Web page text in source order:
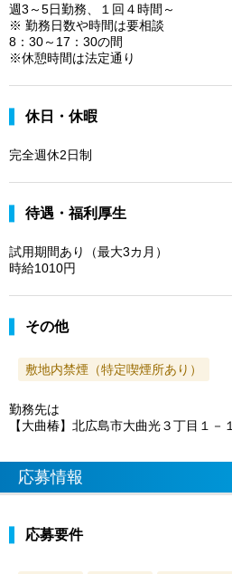
週3～5日勤務、１回４時間～
※ 勤務日数や時間は要相談
8：30～17：30の間
※休憩時間は法定通り
休日・休暇
完全週休2日制
待遇・福利厚生
試用期間あり（最大3カ月）
時給1010円
その他
敷地内禁煙（特定喫煙所あり）
勤務先は
【大曲椿】北広島市大曲光３丁目１－１
応募情報
応募要件